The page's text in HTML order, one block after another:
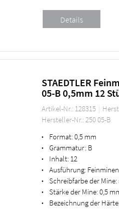
STAEDTLER
05-B 0,5mm 12
Artikel-Nr.: 128315
Hersteller-Nr.: 250 05-B
• Format:0,5 mm
• Grammatur: B
• Inhalt: 12
• Ausführung: Feinminen
• Schreibfarbe der Mine:
• Stärke der Mine:0,5
• Bezeichnung der